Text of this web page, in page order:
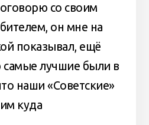
со своим
он мне на
показывал, ещё
самые лучшие были в
наши «Советские»
куда